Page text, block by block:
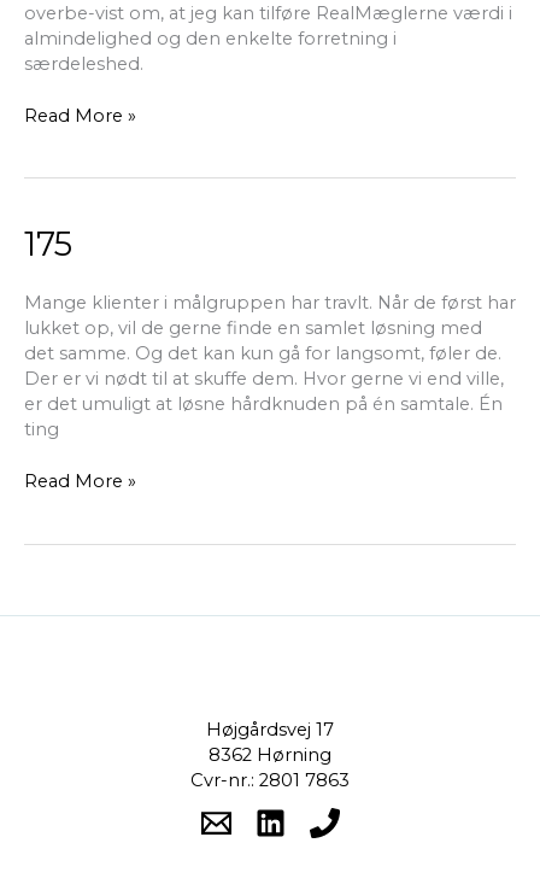
overbe-vist om, at jeg kan tilføre RealMæglerne værdi i
almindelighed og den enkelte forretning i
særdeleshed.
Read More »
175
Mange klienter i målgruppen har travlt. Når de først har
lukket op, vil de gerne finde en samlet løsning med
det samme. Og det kan kun gå for langsomt, føler de.
Der er vi nødt til at skuffe dem. Hvor gerne vi end ville,
er det umuligt at løsne hårdknuden på én samtale. Én
ting
175
Read More »
Højgårdsvej 17
8362 Hørning
Cvr-nr.: 2801 7863